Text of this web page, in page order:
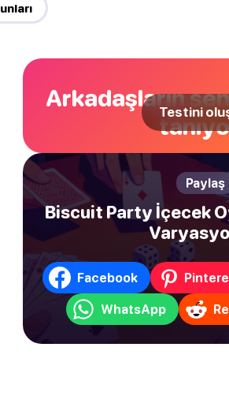
Arkadaşların
Testini
Paylaş
Biscuit Party İçecek
Facebook
WhatsApp